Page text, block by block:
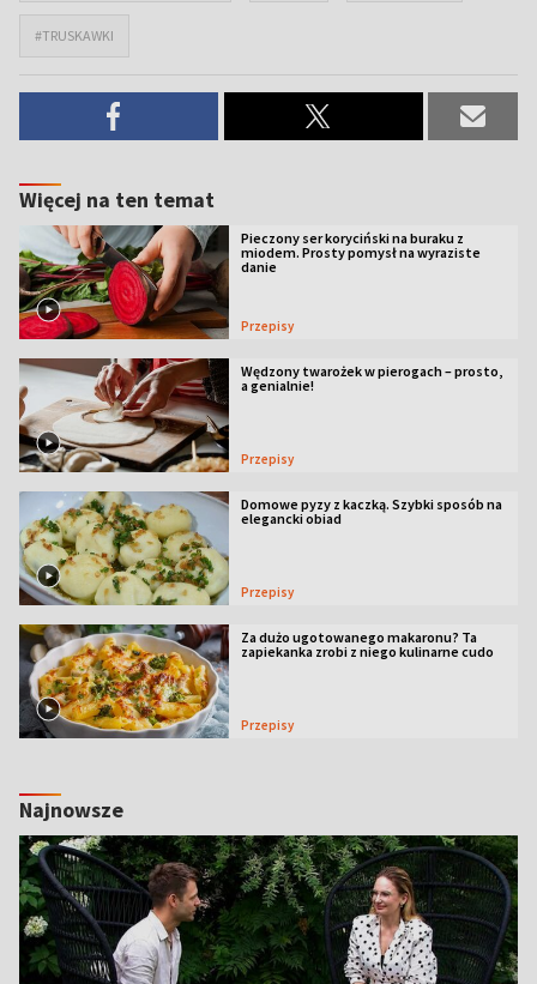
#TRUSKAWKI
Więcej na ten temat
Pieczony ser koryciński na buraku z
miodem. Prosty pomysł na wyraziste
danie
Przepisy
Wędzony twarożek w pierogach – prosto,
a genialnie!
Przepisy
Domowe pyzy z kaczką. Szybki sposób na
elegancki obiad
Przepisy
Za dużo ugotowanego makaronu? Ta
zapiekanka zrobi z niego kulinarne cudo
Przepisy
Najnowsze